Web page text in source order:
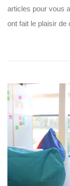
articles pour vous
ont fait le plaisir de